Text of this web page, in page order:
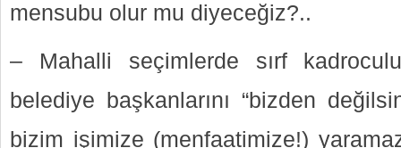
mensubu olur mu diyeceğiz?..
– Mahalli seçimlerde sırf
belediye başkanlarını “bizden
bizim işimize (menfaatimize!)